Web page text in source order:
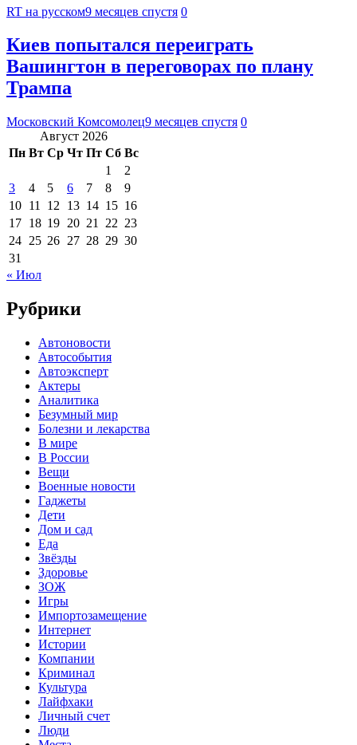
RT на русском9 месяцев спустя 0
Киев попытался переиграть
Вашингтон в переговорах по плану
Трампа
Московский Комсомолец9 месяцев спустя 0
Август 2026
Пн Вт Ср Чт Пт Сб Вс
1
2
3
4 5 6 7 8
9
10 11 12 13 14 15 16
17 18 19 20 21 22 23
24 25 26 27 28 29 30
31
« Июл
Рубрики
Автоновости
Автособытия
Автоэксперт
Актеры
Аналитика
Безумный мир
Болезни и лекарства
В мире
В России
Вещи
Военные новости
Гаджеты
Дети
Дом и сад
Еда
Звёзды
Здоровье
ЗОЖ
Игры
Импортозамещение
Интернет
Истории
Компании
Криминал
Культура
Лайфхаки
Личный счет
Люди